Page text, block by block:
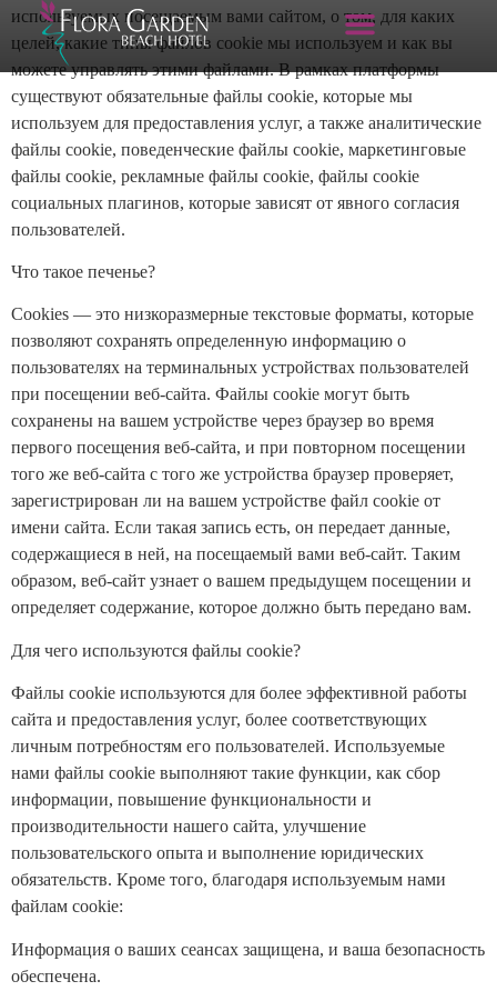
используемых посещаемым вами сайтом, о том, для каких
целей, какие типы файлов cookie мы используем и как вы
можете управлять этими файлами. В рамках платформы
существуют обязательные файлы cookie, которые мы
используем для предоставления услуг, а также аналитические
файлы cookie, поведенческие файлы cookie, маркетинговые
файлы cookie, рекламные файлы cookie, файлы cookie
социальных плагинов, которые зависят от явного согласия
пользователей.
Что такое печенье?
Cookies — это низкоразмерные текстовые форматы, которые
позволяют сохранять определенную информацию о
пользователях на терминальных устройствах пользователей
при посещении веб-сайта. Файлы cookie могут быть
сохранены на вашем устройстве через браузер во время
первого посещения веб-сайта, и при повторном посещении
того же веб-сайта с того же устройства браузер проверяет,
зарегистрирован ли на вашем устройстве файл cookie от
имени сайта. Если такая запись есть, он передает данные,
содержащиеся в ней, на посещаемый вами веб-сайт. Таким
образом, веб-сайт узнает о вашем предыдущем посещении и
определяет содержание, которое должно быть передано вам.
Для чего используются файлы cookie?
Файлы cookie используются для более эффективной работы
сайта и предоставления услуг, более соответствующих
личным потребностям его пользователей. Используемые
нами файлы cookie выполняют такие функции, как сбор
информации, повышение функциональности и
производительности нашего сайта, улучшение
пользовательского опыта и выполнение юридических
обязательств. Кроме того, благодаря используемым нами
файлам cookie:
Информация о ваших сеансах защищена, и ваша безопасность
обеспечена.